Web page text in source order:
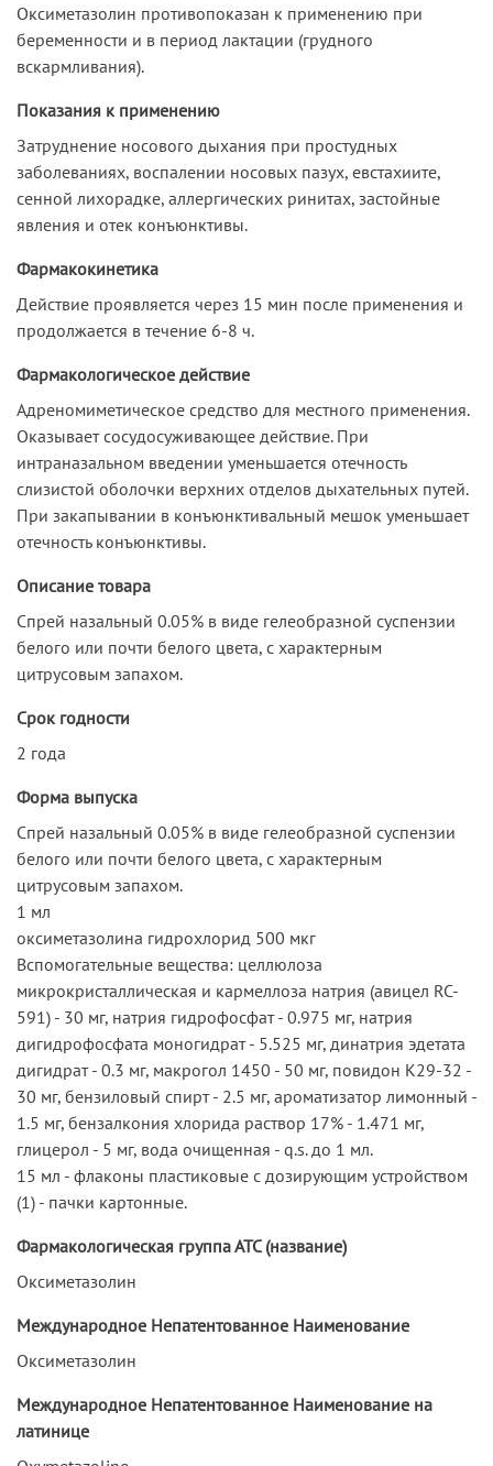
Оксиметазолин противопоказан к применению при
беременности и в период лактации (грудного
вскармливания).
Показания к применению
Затруднение носового дыхания при простудных
заболеваниях, воспалении носовых пазух, евстахиите,
сенной лихорадке, аллергических ринитах, застойные
явления и отек конъюнктивы.
Фармакокинетика
Действие проявляется через 15 мин после применения и
продолжается в течение 6-8 ч.
Фармакологическое действие
Адреномиметическое средство для местного применения.
Оказывает сосудосуживающее действие. При
интраназальном введении уменьшается отечность
слизистой оболочки верхних отделов дыхательных путей.
При закапывании в конъюнктивальный мешок уменьшает
отечность конъюнктивы.
Описание товара
Спрей назальный 0.05% в виде гелеобразной суспензии
белого или почти белого цвета, с характерным
цитрусовым запахом.
Срок годности
2 года
Форма выпуска
Спрей назальный 0.05% в виде гелеобразной суспензии
белого или почти белого цвета, с характерным
цитрусовым запахом.
1 мл
оксиметазолина гидрохлорид 500 мкг
Вспомогательные вещества: целлюлоза
микрокристаллическая и кармеллоза натрия (авицел RC-
591) - 30 мг, натрия гидрофосфат - 0.975 мг, натрия
дигидрофосфата моногидрат - 5.525 мг, динатрия эдетата
дигидрат - 0.3 мг, макрогол 1450 - 50 мг, повидон К29-32 -
30 мг, бензиловый спирт - 2.5 мг, ароматизатор лимонный -
1.5 мг, бензалкония хлорида раствор 17% - 1.471 мг,
глицерол - 5 мг, вода очищенная - q.s. до 1 мл.
15 мл - флаконы пластиковые с дозирующим устройством
(1) - пачки картонные.
Фармакологическая группа АТС (название)
Оксиметазолин
Международное Непатентованное Наименование
Оксиметазолин
Международное Непатентованное Наименование на
латинице